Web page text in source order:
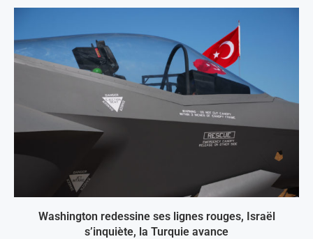
Washington redessine ses lignes rouges, Israël
s’inquiète, la Turquie avance